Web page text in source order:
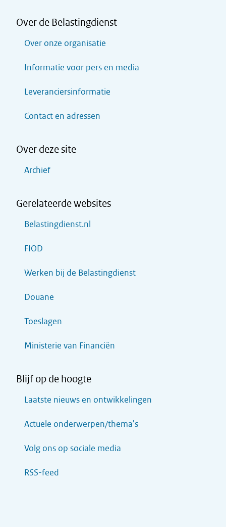
Over de Belastingdienst
Over onze organisatie
Informatie voor pers en media
Leveranciersinformatie
Contact en adressen
Over deze site
Archief
Gerelateerde websites
Belastingdienst.nl
FIOD
Werken bij de Belastingdienst
Douane
Toeslagen
Ministerie van Financiën
Blijf op de hoogte
Laatste nieuws en ontwikkelingen
Actuele onderwerpen/thema's
Volg ons op sociale media
RSS-feed